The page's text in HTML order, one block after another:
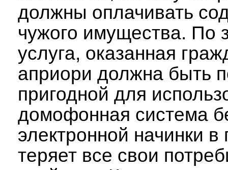
должны оплачивать
чужого имущества. По
услуга, оказанная
априори должна быть
пригодной для
домофонная система
электронной начинки в
теряет все свои